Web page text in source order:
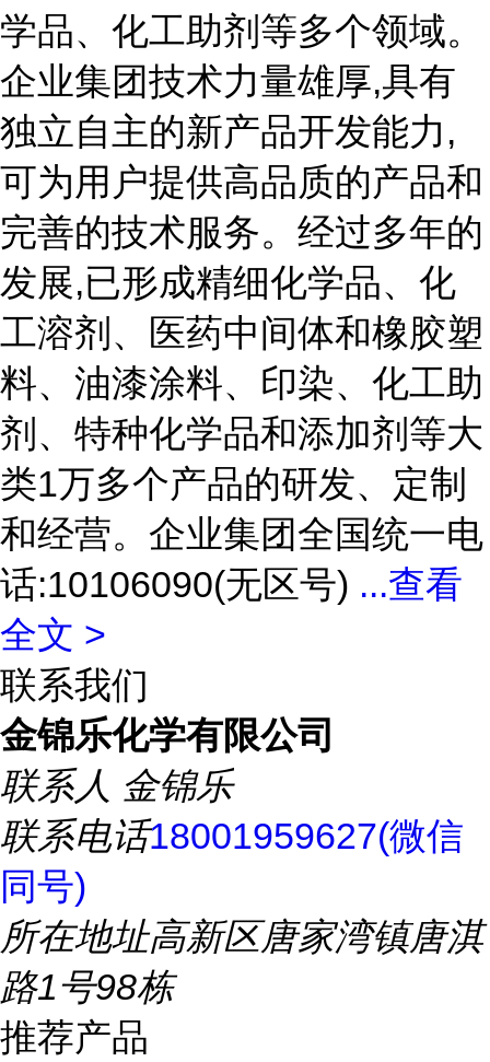
学品、化工助剂等多个领域。
企业集团技术力量雄厚,具有
独立自主的新产品开发能力,
可为用户提供高品质的产品和
完善的技术服务。经过多年的
发展,已形成精细化学品、化
工溶剂、医药中间体和橡胶塑
料、油漆涂料、印染、化工助
剂、特种化学品和添加剂等大
类1万多个产品的研发、定制
和经营。企业集团全国统一电
话:10106090(无区号) ...查看
全文 >
联系我们
金锦乐化学有限公司
联系人 金锦乐
联系电话18001959627(微信
同号)
所在地址高新区唐家湾镇唐淇
路1号98栋
推荐产品